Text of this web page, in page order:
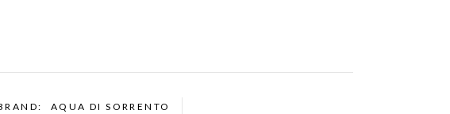
AQUA DI SORRENTO